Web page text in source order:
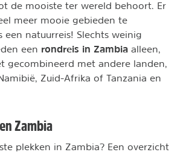
de mooiste ter wereld behoort. Er
meer mooie gebieden te
een natuurreis! Slechts weinig
een rondreis in Zambia alleen,
gecombineerd met andere landen,
Zuid-Afrika of Tanzania en
Zambia
plekken in Zambia? Een overzicht